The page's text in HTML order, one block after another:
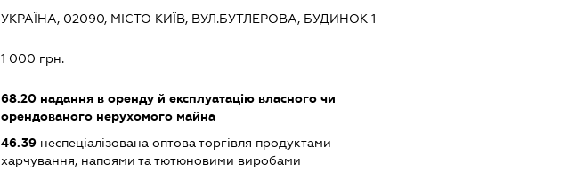
УКРАЇНА, 02090, МІСТО КИЇВ, ВУЛ.БУТЛЕРОВА, БУДИНОК 1
1 000 грн.
68.20 надання в оренду й експлуатацію власного чи
орендованого нерухомого майна
46.39 неспеціалізована оптова торгівля продуктами
харчування, напоями та тютюновими виробами